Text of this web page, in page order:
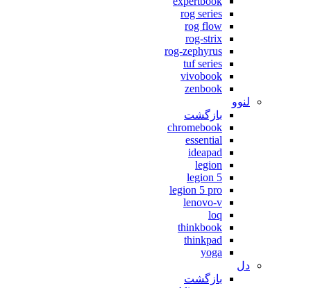
rog series
rog flow
rog-strix
rog-zephyrus
tuf series
vivobook
zenbook
لنوو
بازگشت
chromebook
essential
ideapad
legion
legion 5
legion 5 pro
lenovo-v
loq
thinkbook
thinkpad
yoga
دل
بازگشت